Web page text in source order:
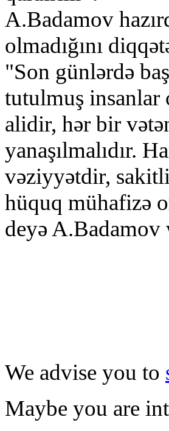
A.Badamov
olmadığını
"Son günlərdə
tutulmuş insanlar
alidir, hər bir
yanaşılmalıdır.
vəziyyətdir,
hüquq mühafizə
deyə A.Badamov
We advise you to
Maybe you are